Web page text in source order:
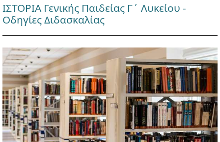
ΙΣΤΟΡΙΑ Γενικής Παιδείας Γ΄ Λυκείου -
Οδηγίες Διδασκαλίας